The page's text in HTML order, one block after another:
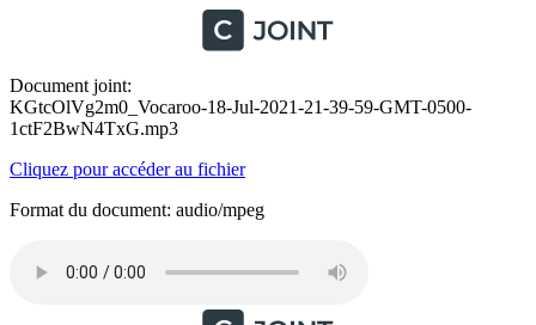
Document joint:
KGtcOlVg2m0_Vocaroo-18-Jul-2021-21-39-59-GMT-0500-
1ctF2BwN4TxG.mp3
Cliquez pour accéder au fichier
Format du document: audio/mpeg